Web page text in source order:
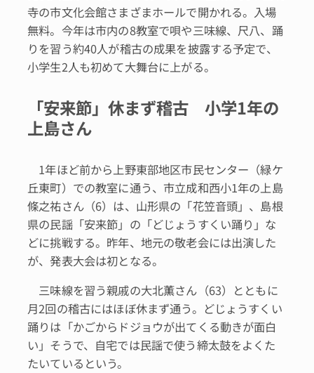
寺の市文化会館さまざまホールで開かれる。入場
無料。今年は市内の8教室で唄や三味線、尺八、踊
りを習う約40人が稽古の成果を披露する予定で、
小学生2人も初めて大舞台に上がる。
「安来節」休まず稽古 小学1年の
上島さん
1年ほど前から上野東部地区市民センター（緑ケ
丘東町）での教室に通う、市立成和西小1年の上島
條之祐さん（6）は、山形県の「花笠音頭」、島根
県の民謡「安来節」の「どじょうすくい踊り」な
どに挑戦する。昨年、地元の敬老会には出演した
が、発表大会は初となる。
三味線を習う親戚の大北薫さん（63）とともに
月2回の稽古にはほぼ休まず通う。どじょうすくい
踊りは「かごからドジョウが出てくる動きが面白
い」そうで、自宅では民謡で使う締太鼓をよくた
たいているという。